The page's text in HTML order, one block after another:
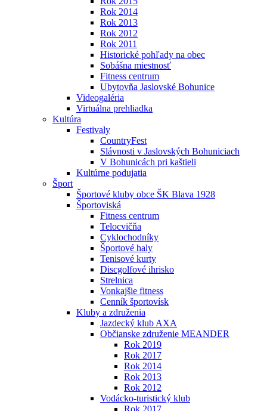
Rok 2014
Rok 2013
Rok 2012
Rok 2011
Historické pohľady na obec
Sobášna miestnosť
Fitness centrum
Ubytovňa Jaslovské Bohunice
Videogaléria
Virtuálna prehliadka
Kultúra
Festivaly
CountryFest
Slávnosti v Jaslovských Bohuniciach
V Bohunicách pri kaštieli
Kultúrne podujatia
Šport
Športové kluby obce ŠK Blava 1928
Športoviská
Fitness centrum
Telocvičňa
Cyklochodníky
Športové haly
Tenisové kurty
Discgolfové ihrisko
Strelnica
Vonkajšie fitness
Cenník športovísk
Kluby a združenia
Jazdecký klub AXA
Občianske združenie MEANDER
Rok 2019
Rok 2017
Rok 2014
Rok 2013
Rok 2012
Vodácko-turistický klub
Rok 2017